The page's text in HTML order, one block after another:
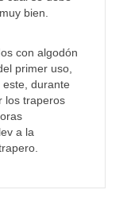
bien.
con algodón
primer uso,
durante
los traperos
a la